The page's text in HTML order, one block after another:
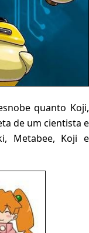
quanto Koji,
de um cientista e
Metabee, Koji e